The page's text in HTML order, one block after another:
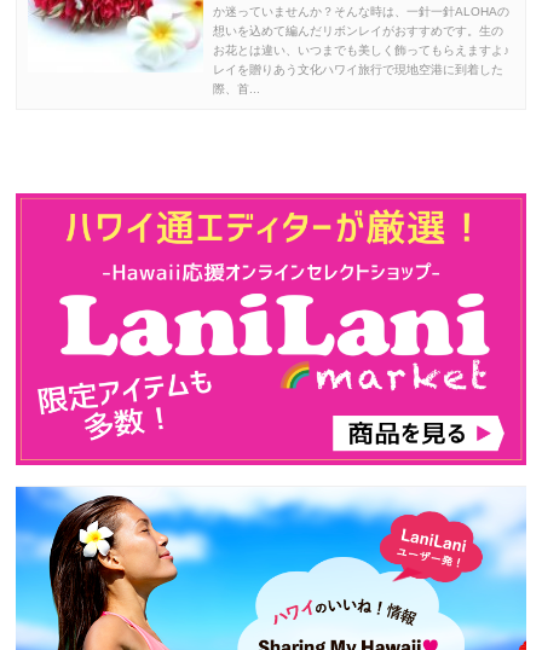
か迷っていませんか？そんな時は、一針一針ALOHAの
想いを込めて編んだリボンレイがおすすめです。生の
お花とは違い、いつまでも美しく飾ってもらえますよ♪
レイを贈りあう文化ハワイ旅行で現地空港に到着した
際、首...